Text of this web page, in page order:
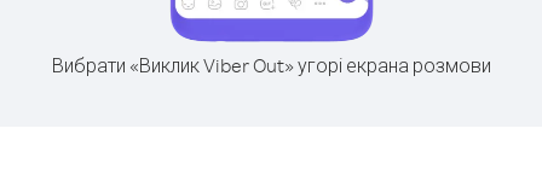
Вибрати «Виклик Viber Out» угорі екрана розмови